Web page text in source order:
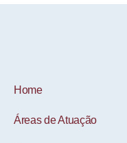
Home
Áreas de Atuação